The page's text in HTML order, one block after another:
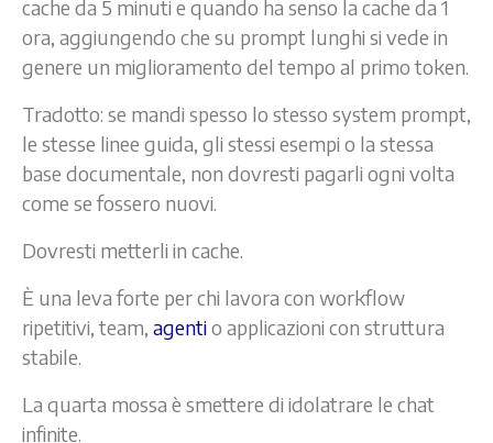
cache da 5 minuti e quando ha senso la cache da 1
ora, aggiungendo che su prompt lunghi si vede in
genere un miglioramento del tempo al primo token.
Tradotto: se mandi spesso lo stesso system prompt,
le stesse linee guida, gli stessi esempi o la stessa
base documentale, non dovresti pagarli ogni volta
come se fossero nuovi.
Dovresti metterli in cache.
È una leva forte per chi lavora con workflow
ripetitivi, team, agentio applicazioni con struttura
stabile.
La quarta mossa è smettere di idolatrare le chat
infinite.